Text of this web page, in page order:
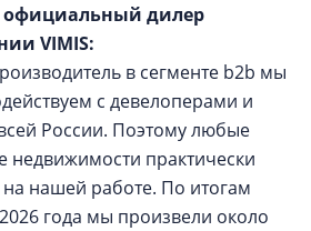
официальный дилер
VIMIS:
в сегменте b2b мы
с девелоперами и
России. Поэтому любые
недвижимости практически
нашей работе. По итогам
года мы произвели около